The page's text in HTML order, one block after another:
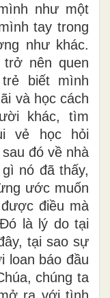
như một
tay trong
như khác.
nên quen
biết mình
và học cách
khác, tìm
vẻ học hỏi
đó về nhà
nó đã thấy,
ước muốn
điều mà
là lý do tại
tại sao sự
loan báo đầu
chúng ta